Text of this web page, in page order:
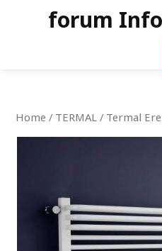
forum
Home / TERMAL / Termal